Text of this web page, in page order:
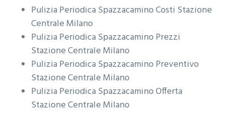
Pulizia Periodica Spazzacamino Costi Stazione
Centrale Milano
Pulizia Periodica Spazzacamino Prezzi
Stazione Centrale Milano
Pulizia Periodica Spazzacamino Preventivo
Stazione Centrale Milano
Pulizia Periodica Spazzacamino Offerta
Stazione Centrale Milano